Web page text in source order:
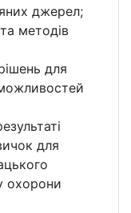
джерел;
методів
для
для
охорони